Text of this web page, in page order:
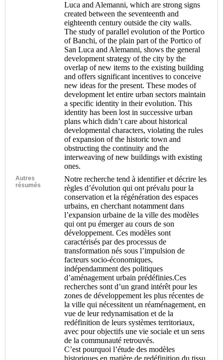
Luca and Alemanni, which are strong signs
created between the seventeenth and
eighteenth century outside the city walls.
The study of parallel evolution of the Portico
of Banchi, of the plain part of the Portico of
San Luca and Alemanni, shows the general
development strategy of the city by the
overlap of new items to the existing building
and offers significant incentives to conceive
new ideas for the present. These modes of
development let entire urban sectors maintain
a specific identity in their evolution. This
identity has been lost in successive urban
plans which didn’t care about historical
developmental characters, violating the rules
of expansion of the historic town and
obstructing the continuity and the
interweaving of new buildings with existing
ones.
Autres
résumés
Notre recherche tend à identifier et décrire les
règles d’évolution qui ont prévalu pour la
conservation et la régénération des espaces
urbains, en cherchant notamment dans
l’expansion urbaine de la ville des modèles
qui ont pu émerger au cours de son
développement. Ces modèles sont
caractérisés par des processus de
transformation nés sous l’impulsion de
facteurs socio-économiques,
indépendamment des politiques
d’aménagement urbain prédéfinies.Ces
recherches sont d’un grand intérêt pour les
zones de développement les plus récentes de
la ville qui nécessitent un réaménagement, en
vue de leur redynamisation et de la
redéfinition de leurs systèmes territoriaux,
avec pour objectifs une vie sociale et un sens
de la communauté retrouvés.
C’est pourquoi l’étude des modèles
historiques en matière de redéfinition du tissu